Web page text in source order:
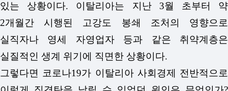
있는 상황이다. 이탈리아는 지난 3월 초부터 약
2개월간 시행된 고강도 봉쇄 조처의 영향으로
실직자나 영세 자영업자 등과 같은 취약계층은
실질적인 생계 위기에 직면한 상황이다.
그렇다면 코로나19가 이탈리아 사회경제 전반적으로